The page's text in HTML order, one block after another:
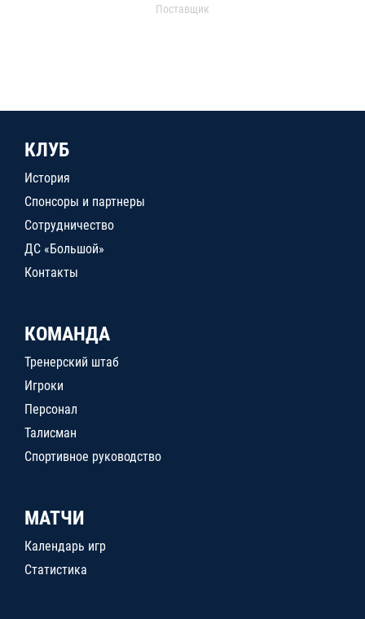
Поставщик
КЛУБ
История
Спонсоры и партнеры
Сотрудничество
ДС «Большой»
Контакты
КОМАНДА
Тренерский штаб
Игроки
Персонал
Талисман
Спортивное руководство
МАТЧИ
Календарь игр
Статистика